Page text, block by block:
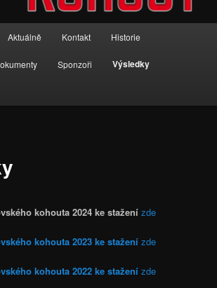
Aktuálně Kontakt Historie
Sponzoři Výsledky
kohouta 2024 ke stažení zde
kohouta 2023 ke stažení zde
kohouta 2022 ke stažení zde